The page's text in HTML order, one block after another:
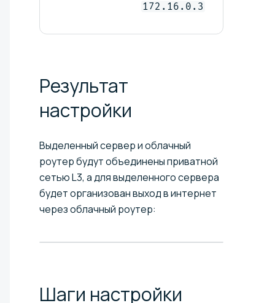
172.16.0.3
Результат
настройки
Выделенный сервер и облачный
роутер будут объединены приватной
сетью L3, а для выделенного сервера
будет организован выход в интернет
через облачный роутер:
Шаги настройки